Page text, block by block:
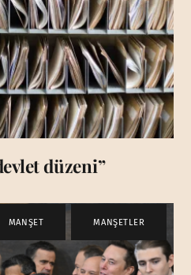
düzeni”
MANŞET MANŞETLER